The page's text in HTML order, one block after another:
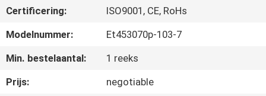
KWALITEITSCONTROLE
CONTACTEER
ONS
Certificering:
ISO9001, CE, RoHs
Modelnummer:
Et453070p-103-7
Min. bestelaantal:
1 reeks
Prijs:
negotiable